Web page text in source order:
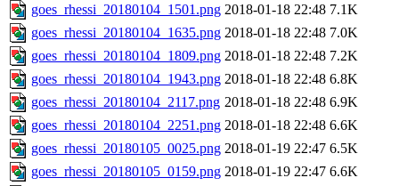
goes_rhessi_20180104_1501.png 2018-01-18 22:48 7.1K
goes_rhessi_20180104_1635.png 2018-01-18 22:48 7.0K
goes_rhessi_20180104_1809.png 2018-01-18 22:48 7.2K
goes_rhessi_20180104_1943.png 2018-01-18 22:48 6.8K
goes_rhessi_20180104_2117.png 2018-01-18 22:48 6.9K
goes_rhessi_20180104_2251.png 2018-01-18 22:48 6.6K
goes_rhessi_20180105_0025.png 2018-01-19 22:47 6.5K
goes_rhessi_20180105_0159.png 2018-01-19 22:47 6.6K